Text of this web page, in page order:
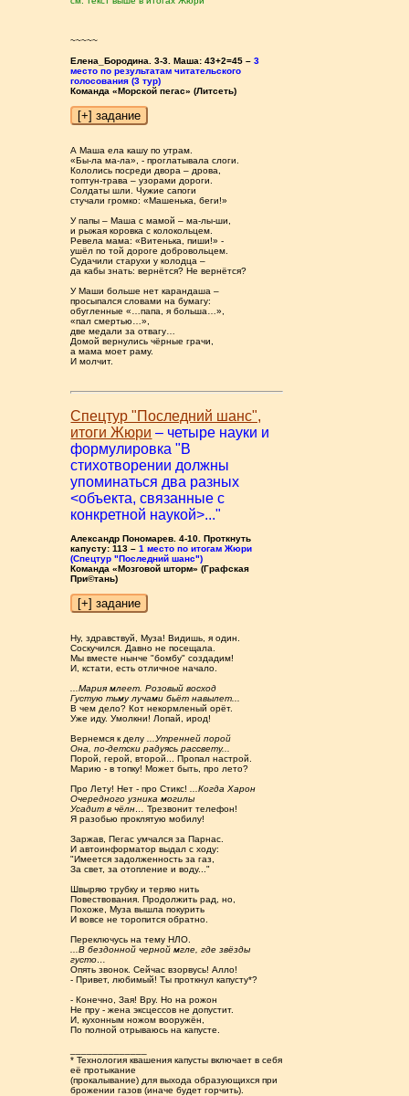
~~~~~
Елена_Бородина. 3-3. Маша: 43+2=45 –3
место по результатам читательского
голосования (3 тур)
Команда «Морской пегас» (Литсеть)
А Маша ела кашу по утрам.
«Бы-ла ма-ла», - проглатывала слоги.
Кололись посреди двора – дрова,
топтун-трава – узорами дороги.
Солдаты шли. Чужие сапоги
стучали громко: «Машенька, беги!»
У папы – Маша с мамой – ма-лы-ши,
и рыжая коровка с колокольцем.
Ревела мама: «Витенька, пиши!» -
ушёл по той дороге добровольцем.
Судачили старухи у колодца –
да кабы знать: вернётся? Не вернётся?
У Маши больше нет карандаша –
просыпался словами на бумагу:
обугленные «…папа, я больша…»,
«пал смертью…»,
две медали за отвагу…
Домой вернулись чёрные грачи,
а мама моет раму.
И молчит.
Спецтур "Последний шанс",
итоги Жюри – четыре науки и
формулировка "В
стихотворении должны
упоминаться два разных
<объекта, связанные с
конкретной наукой>..."
Александр Пономарев. 4-10. Проткнуть
капусту: 113 –1 место по итогам Жюри
(Спецтур "Последний шанс")
Команда «Мозговой шторм» (Графская
При©тань)
Ну, здравствуй, Муза! Видишь, я один.
Соскучился. Давно не посещала.
Мы вместе нынче "бомбу" создадим!
И, кстати, есть отличное начало.
...Мария млеет. Розовый восход
Густую тьму лучами бьёт навылет...
В чем дело? Кот некормленый орёт.
Уже иду. Умолкни! Лопай, ирод!
Вернемся к делу
...Утренней порой
Она, по-детски радуясь рассвету...
Порой, герой, второй... Пропал настрой.
Марию - в топку! Может быть, про лето?
Про Лету! Нет - про Стикс!
...Когда Харон
Очередного узника могилы
Усадит в чёлн…
Трезвонит телефон!
Я разобью проклятую мобилу!
Заржав, Пегас умчался за Парнас.
И автоинформатор выдал с ходу:
"Имеется задолженность за газ,
За свет, за отопление и воду..."
Швыряю трубку и теряю нить
Повествования. Продолжить рад, но,
Похоже, Муза вышла покурить
И вовсе не торопится обратно.
Переключусь на тему НЛО.
...В бездонной черной мгле, где звёзды
густо…
Опять звонок. Сейчас взорвусь! Алло!
- Привет, любимый! Ты проткнул капусту*?
- Конечно, Зая! Вру. Но на рожон
Не пру - жена эксцессов не допустит.
И, кухонным ножом вооружён,
По полной отрываюсь на капусте.
* Технология квашения капусты включает в себя
её протыкание
(прокалывание) для выхода образующихся при
брожении газов (иначе будет горчить).